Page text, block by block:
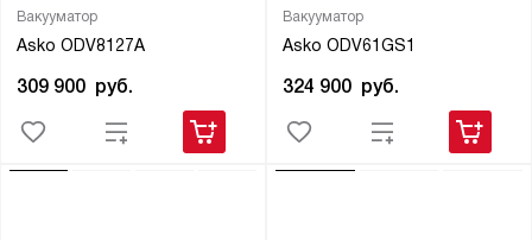
Вакууматор
Asko ODV8127A
309 900 руб.
Вакууматор
Asko ODV61GS1
324 900 руб.